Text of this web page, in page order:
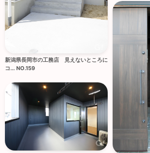
新潟県長岡市の工務店 見えないところに
コ... NO.159